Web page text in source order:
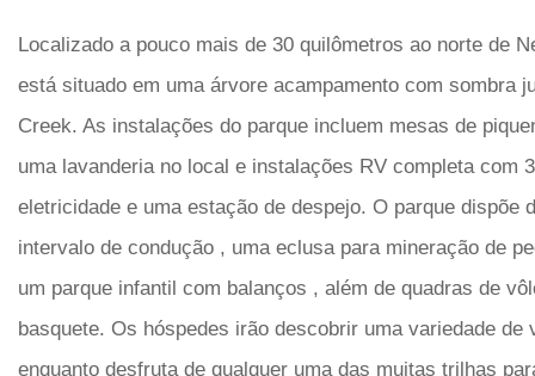
Localizado a pouco mais de 30 quilômetros ao norte de
está situado em uma árvore acampamento com sombra
Creek. As instalações do parque incluem mesas de
uma lavanderia no local e instalações RV completa com
eletricidade e uma estação de despejo. O parque dispõe
intervalo de condução , uma eclusa para mineração de
um parque infantil com balanços , além de quadras de
basquete. Os hóspedes irão descobrir uma variedade de
enquanto desfruta de qualquer uma das muitas trilhas